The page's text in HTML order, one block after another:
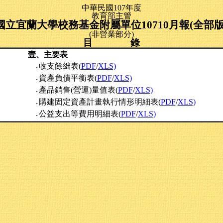
中華民國107年度
教育部主管
立宜蘭大學校務基金附屬單位10710月報(全部
(非營業部分)
目 錄
壹、主要表
‧收支餘絀表(PDF/XLS)
‧ 資產負債平衡表(PDF/XLS)
‧ 產品銷售(營運)量值表(PDF/XLS)
‧ 購建固定資產計畫執行情形明細表(PDF/XLS)
‧公益支出等費用明細表(PDF/XLS)